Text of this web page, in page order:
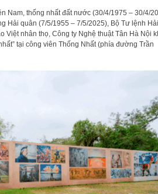
Nam, thống nhất đất nước (30/4/1975 – 30/4/
Hải quân (7/5/1955 – 7/5/2025), Bộ Tư lệnh Hải
Việt nhân thọ, Công ty Nghệ thuật Tân Hà Nội
tại công viên Thống Nhất (phía đường Trần